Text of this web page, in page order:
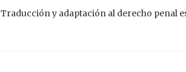
Traducción y adaptación al derecho penal